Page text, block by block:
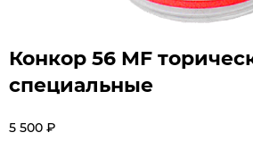
Конкор 56 MF
специальные
5 500 ₽